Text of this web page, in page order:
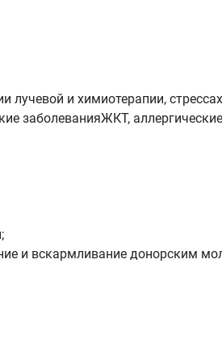
и химиотерапии,
заболеванияЖКТ,
и вскармливание донорским